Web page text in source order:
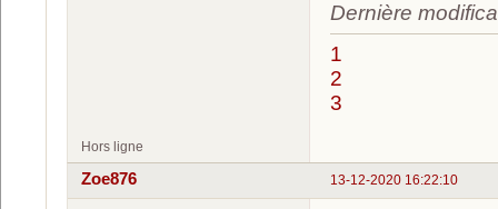
Dernière
1
2
3
Hors ligne
13-12-2020 16:22:10
Zoe876